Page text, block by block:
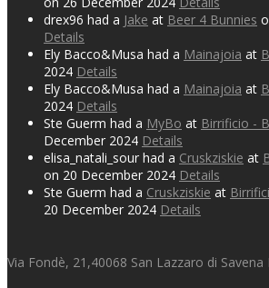
drex96 had a Jake at Beer 4 Bunnies
Details
Ely Bacco&Musa had a Mainajoia at
2024 Details
Ely Bacco&Musa had a Mainajoia at
2024 Details
Ste Guerm had a MyBo at Birrificio -
December 2024 Details
elisa_natali_sour had a Cruskziskie at
on 20 December 2024 Details
Ste Guerm had a Cruskziskie at
20 December 2024 Details
Via Fondè, 21,40068 San Lazzaro di Savena